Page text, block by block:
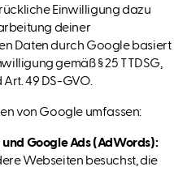
Einwilligung dazu
deiner
Daten durch Google basiert
gemäß § 25 TTDSG,
Art. 49 DS-GVO.
von Google umfassen:
Google Ads (AdWords):
Webseiten besuchst, die